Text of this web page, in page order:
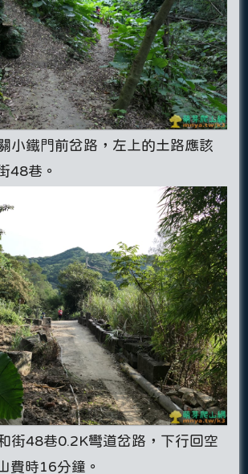
小鐵門前岔路，左上的土路應該
48巷。
街48巷0.2K彎道岔路，下行回空
費時16分鐘。